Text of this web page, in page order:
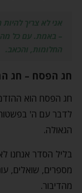
אני לא צריך
– באמת. עם כל מה
החלומות, והכאב.
חג הפסח – חג
חג הפסח הוא
לדבר עם ה'
הגאולה.
בליל הסדר אנחנו
מספרים, שואלים,
מהדיבור.